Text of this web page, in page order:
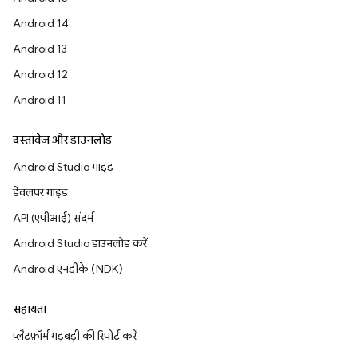
Android 14
Android 13
Android 12
Android 11
दस्तावेज़ और डाउनलोड
Android Studio गाइड
डेवलपर गाइड
API (एपीआई) संदर्भ
Android Studio डाउनलोड करें
Android एनडीके (NDK)
सहायता
प्लैटफ़ॉर्म गड़बड़ी की रिपोर्ट करें